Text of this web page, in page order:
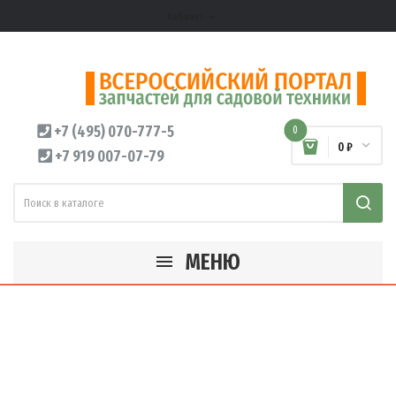
+7 (495) 070-777-5
+7 919 007-07-79
0
0 ₽
МЕНЮ